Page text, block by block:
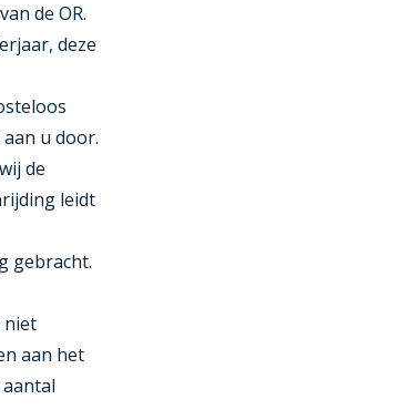
de OR.
deze
u door.
de
leidt
gebracht.
niet
aan het